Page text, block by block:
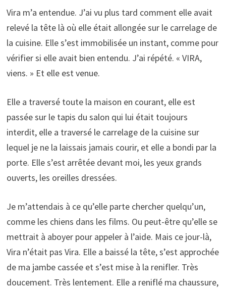
Vira m’a entendue. J’ai vu plus tard comment elle avait
relevé la tête là où elle était allongée sur le carrelage de
la cuisine. Elle s’est immobilisée un instant, comme pour
vérifier si elle avait bien entendu. J’ai répété. « VIRA,
viens. » Et elle est venue.
Elle a traversé toute la maison en courant, elle est
passée sur le tapis du salon qui lui était toujours
interdit, elle a traversé le carrelage de la cuisine sur
lequel je ne la laissais jamais courir, et elle a bondi par la
porte. Elle s’est arrêtée devant moi, les yeux grands
ouverts, les oreilles dressées.
Je m’attendais à ce qu’elle parte chercher quelqu’un,
comme les chiens dans les films. Ou peut-être qu’elle se
mettrait à aboyer pour appeler à l’aide. Mais ce jour-là,
Vira n’était pas Vira. Elle a baissé la tête, s’est approchée
de ma jambe cassée et s’est mise à la renifler. Très
doucement. Très lentement. Elle a reniflé ma chaussure,